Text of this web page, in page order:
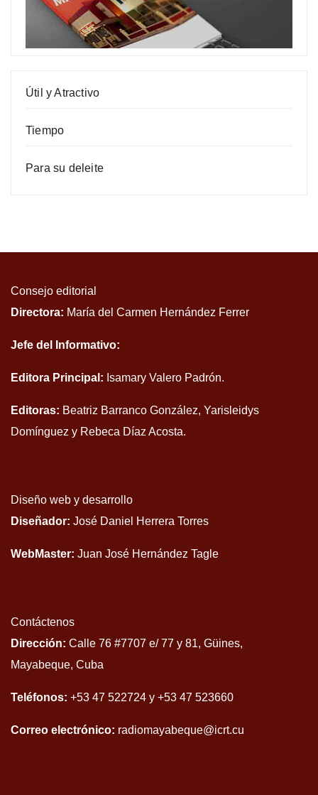
Útil y Atractivo
Tiempo
Para su deleite
Consejo editorial
Directora: María del Carmen Hernández Ferrer
Jefe del Informativo:
Editora Principal: Isamary Valero Padrón.
Editoras: Beatriz Barranco González, Yarisleidys
Domínguez y Rebeca Díaz Acosta.
Diseño web y desarrollo
Diseñador: José Daniel Herrera Torres
WebMaster: Juan José Hernández Tagle
Contáctenos
Dirección: Calle 76 #7707 e/ 77 y 81, Güines,
Mayabeque, Cuba
Teléfonos: +53 47 522724 y +53 47 523660
Correo electrónico: radiomayabeque@icrt.cu